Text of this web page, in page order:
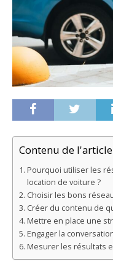
Contenu de l'article
Pourquoi utiliser les
location de voiture ?
Choisir les bons
Créer du contenu de
Mettre en place une
Engager la
Mesurer les résultats